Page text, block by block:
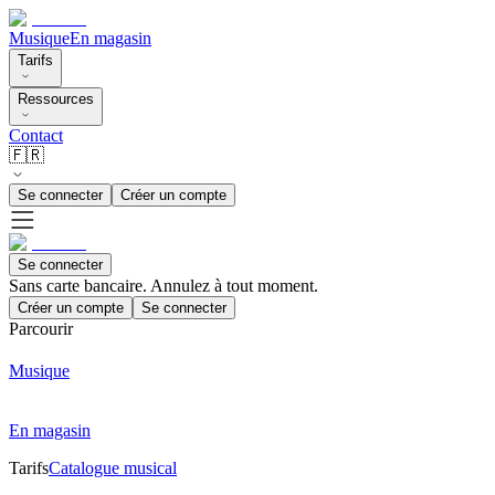
MusiqueEn magasin
Tarifs
Ressources
Contact
🇫🇷
Se connecter Créer un compte
Se connecter
Sans carte bancaire. Annulez à tout moment.
Créer un compte Se connecter
Parcourir
Musique
En magasin
TarifsCatalogue musical